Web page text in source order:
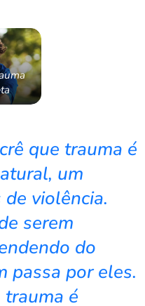
que trauma é
um
violência.
serem
do
passa por eles.
trauma é